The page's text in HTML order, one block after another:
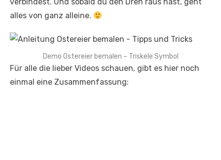
verbindest. Und sobald du den Dreh raus hast, geht
alles von ganz alleine.
Demo Ostereier bemalen – Triskele Symbol
Für alle die lieber Videos schauen, gibt es hier noch
einmal eine Zusammenfassung: